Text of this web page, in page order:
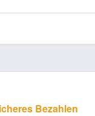
Bezahlen